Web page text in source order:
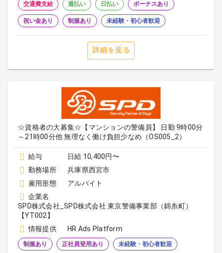
交通費支給 週払い 日払い ボーナスあり
祝い金あり 制服あり 未経験・初心者歓迎
詳細を見る
☆資格者の大募集☆【マンションの警備員】 日勤 9時00分
～21時00分他 無理なく働け負担少なめ（OS005_2）
給与
日給 10,400円〜
勤務場所
兵庫県西宮市
雇用形態
アルバイト
企業名
SPD株式会社_SPD株式会社 東京警備事業部（錦糸町）
【YT002】
情報提供
HR Ads Platform
制服あり 正社員登用あり 未経験・初心者歓迎